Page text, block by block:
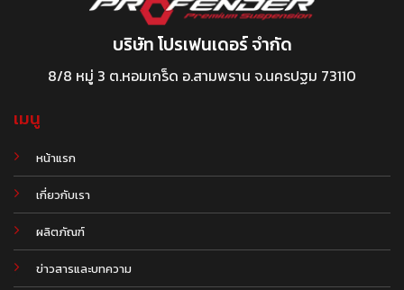
บริษัท โปรเฟนเดอร์ จำกัด
8/8 หมู่ 3 ต.หอมเกร็ด อ.สามพราน จ.นครปฐม 73110
เมนู
หน้าแรก
เกี่ยวกับเรา
ผลิตภัณฑ์
ข่าวสารและบทความ
.